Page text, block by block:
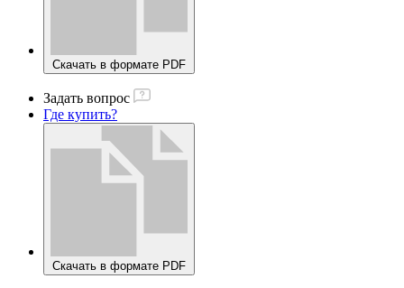
Скачать в формате PDF
Задать вопрос
Где купить?
Скачать в формате PDF